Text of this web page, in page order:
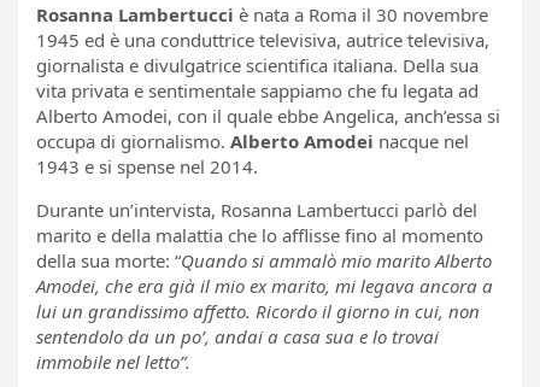
Rosanna Lambertucci è nata a Roma il 30 novembre
1945 ed è una conduttrice televisiva, autrice televisiva,
giornalista e divulgatrice scientifica italiana. Della sua
vita privata e sentimentale sappiamo che fu legata ad
Alberto Amodei, con il quale ebbe Angelica, anch’essa si
occupa di giornalismo. Alberto Amodei nacque nel
1943 e si spense nel 2014.
Durante un’intervista, Rosanna Lambertucci parlò del
marito e della malattia che lo afflisse fino al momento
della sua morte: “Quando si ammalò mio marito Alberto
Amodei, che era già il mio ex marito, mi legava ancora a
lui un grandissimo affetto. Ricordo il giorno in cui, non
sentendolo da un po’, andai a casa sua e lo trovai
immobile nel letto”.